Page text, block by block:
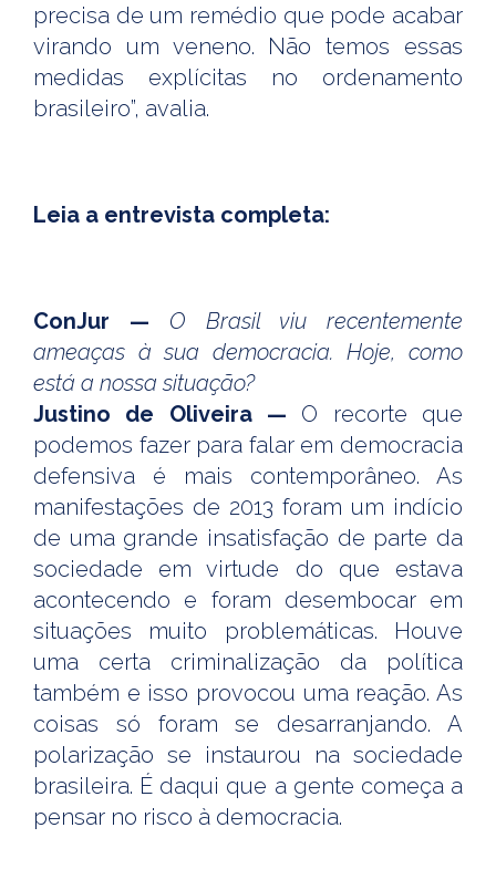
precisa de um remédio que pode acabar
virando um veneno. Não temos essas
medidas explícitas no ordenamento
brasileiro”, avalia.
Leia a entrevista completa:
ConJur — O Brasil viu recentemente
ameaças à sua democracia. Hoje, como
está a nossa situação?
Justino de Oliveira — O recorte que
podemos fazer para falar em democracia
defensiva é mais contemporâneo. As
manifestações de 2013 foram um indício
de uma grande insatisfação de parte da
sociedade em virtude do que estava
acontecendo e foram desembocar em
situações muito problemáticas. Houve
uma certa criminalização da política
também e isso provocou uma reação. As
coisas só foram se desarranjando. A
polarização se instaurou na sociedade
brasileira. É daqui que a gente começa a
pensar no risco à democracia.